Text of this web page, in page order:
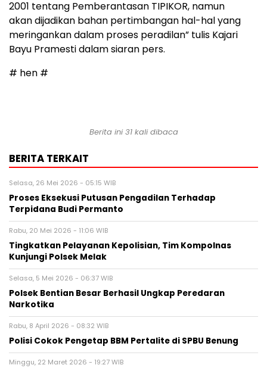
2001 tentang Pemberantasan TIPIKOR, namun
akan dijadikan bahan pertimbangan hal-hal yang
meringankan dalam proses peradilan” tulis Kajari
Bayu Pramesti dalam siaran pers.
# hen #
Berita ini 31 kali dibaca
BERITA TERKAIT
Selasa, 26 Mei 2026 - 05:15 WIB
Proses Eksekusi Putusan Pengadilan Terhadap
Terpidana Budi Permanto
Rabu, 20 Mei 2026 - 11:06 WIB
Tingkatkan Pelayanan Kepolisian, Tim Kompolnas
Kunjungi Polsek Melak
Selasa, 5 Mei 2026 - 06:37 WIB
Polsek Bentian Besar Berhasil Ungkap Peredaran
Narkotika
Rabu, 8 April 2026 - 08:32 WIB
Polisi Cokok Pengetap BBM Pertalite di SPBU Benung
Minggu, 22 Maret 2026 - 19:27 WIB